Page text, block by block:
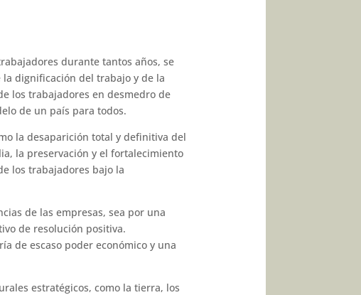
durante tantos años, se
dignificación del trabajo y de la
los trabajadores en desmedro de
de un país para todos.
la desaparición total y definitiva del
la preservación y el fortalecimiento
los trabajadores bajo la
de las empresas, sea por una
de resolución positiva.
de escaso poder económico y una
estratégicos, como la tierra, los